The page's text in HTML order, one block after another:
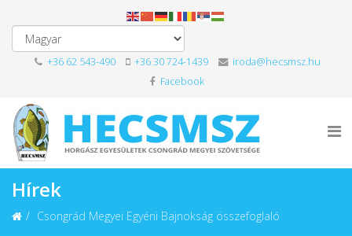
+36 62 543-490 +36 30 724-1439
iroda@hecsmsz.hu
Facebook
Hírek
Csongrád Megyei Egyéni Bajnokság összefoglaló